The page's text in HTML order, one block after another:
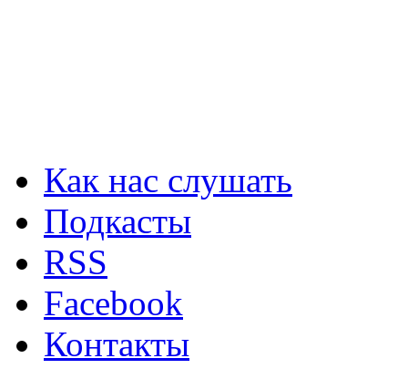
Как нас слушать
Подкасты
RSS
Facebook
Контакты